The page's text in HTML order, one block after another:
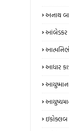
અનાથ
આંબેડકર
આધાર
આયુષ્માન
ઇકોક્લબ